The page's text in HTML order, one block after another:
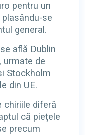
pentru un
se
general.
află Dublin
urmate de
Stockholm
din UE.
chiriile diferă
că piețele
precum